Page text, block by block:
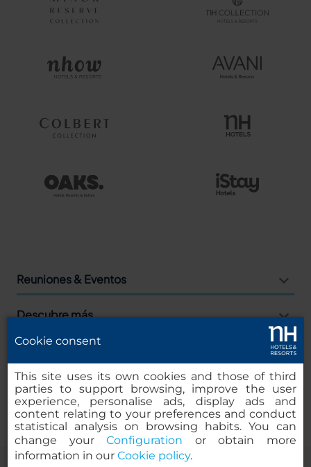
Reuniones & Eventos
Descubre más
Agencias
Empresas
Cookie consent
This site uses its own cookies and those of third
parties to support browsing, improve the user
experience, personalise ads, display ads and
content relating to your preferences and conduct
statistical analysis on browsing habits. You can
change yourConfiguration or obtain more
information in our Cookie policy.